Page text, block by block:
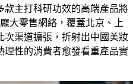
款主打科研功效的高端產品將
大零售網絡，覆蓋北京、上
次渠道擴張，折射出中國美妝
理性的消費者愈發看重產品實